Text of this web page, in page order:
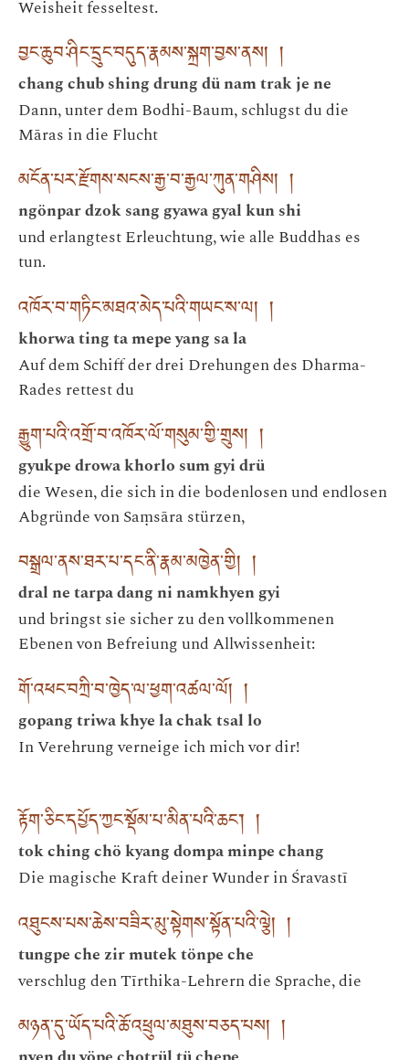
Weisheit fesseltest.
བྱང་ཆུབ་ཤིང་དྲུང་བདུད་རྣམས་སྐྲག་བྱས་ནས། །
chang chub shing drung dü nam trak je ne
Dann, unter dem Bodhi-Baum, schlugst du die
Māras in die Flucht
མངོན་པར་རྫོགས་སངས་རྒྱ་བ་རྒྱལ་ཀུན་གཤིས། །
ngönpar dzok sang gyawa gyal kun shi
und erlangtest Erleuchtung, wie alle Buddhas es
tun.
འཁོར་བ་གཏིང་མཐའ་མེད་པའི་གཡང་ས་ལ། །
khorwa ting ta mepe yang sa la
Auf dem Schiff der drei Drehungen des Dharma-
Rades rettest du
རྒྱུག་པའི་འགྲོ་བ་འཁོར་ལོ་གསུམ་གྱི་གྲུས། །
gyukpe drowa khorlo sum gyi drü
die Wesen, die sich in die bodenlosen und endlosen
Abgründe von Saṃsāra stürzen,
བསྒྲལ་ནས་ཐར་པ་དང་ནི་རྣམ་མཁྱེན་གྱི། །
dral ne tarpa dang ni namkhyen gyi
und bringst sie sicher zu den vollkommenen
Ebenen von Befreiung und Allwissenheit:
གོ་འཕང་བཀྲི་བ་ཁྱེད་ལ་ཕྱག་འཚལ་ལོ། །
gopang triwa khye la chak tsal lo
In Verehrung verneige ich mich vor dir!
རྟོག་ཅིང་དཔྱོད་ཀྱང་སྡོམ་པ་མིན་པའི་ཆང་། །
tok ching chö kyang dompa minpe chang
Die magische Kraft deiner Wunder in Śravastī
འཐུངས་པས་ཆེས་བཟིར་མུ་སྟེགས་སྟོན་པའི་ལྕེ། །
tungpe che zir mutek tönpe che
verschlug den Tīrthika-Lehrern die Sprache, die
མཉན་དུ་ཡོད་པའི་ཆོ་འཕྲུལ་མཐུས་བཅད་པས། །